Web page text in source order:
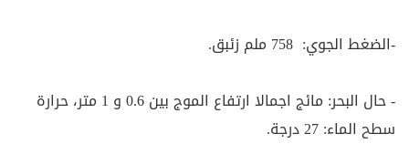
-الضغط الجوي: 758 ملم زئبق.
- حال البحر: مائج اجمالا ارتفاع الموج بين 0.6 و 1 متر، حرارة
سطح الماء: 27 درجة.